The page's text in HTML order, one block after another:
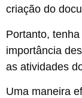
criação do
Portanto,
importância
as atividades
Uma maneira